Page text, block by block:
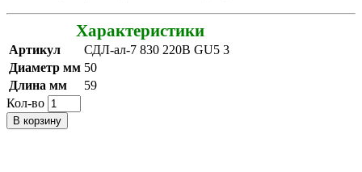
Характеристики
Артикул
СДЛ-ал-7 830 220В GU5 3
Диаметр мм 50
Длина мм
59
Кол-во
В корзину